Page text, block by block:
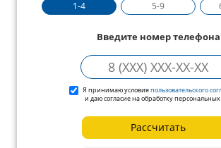
1-4 5-9
Введите номер телефона
Я принимаю условияпользовательского
и даю согласие на обработку
Рассчитать